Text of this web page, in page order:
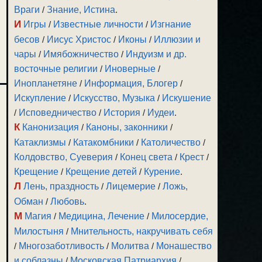
Враги /Знание, Истина.
И Игры / Известные личности / Изгнание
бесов / Иисус Христос / Иконы / Иллюзии и
чары / Имябожничество / Индуизм и др.
восточные религии / Иноверные /
Инопланетяне / Информация, Блогер /
Искупление / Искусство, Музыка / Искушение
/ Исповедничество / История / Иудеи.
К Канонизация / Каноны, законники /
Катаклизмы / Катакомбники / Католичество /
Колдовство, Суеверия / Конец света / Крест /
Крещение / Крещение детей / Курение.
Л Лень, праздность /Лицемерие /Ложь,
Обман /Любовь.
М Магия / Медицина, Лечение / Милосердие,
Милостыня / Мнительность, накручивать себя
/ Многозаботливость / Молитва / Монашество